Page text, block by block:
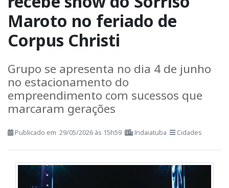
Polo Shopping Indaiatuba
recebe show do Sorriso
Maroto no feriado de
Corpus Christi
Grupo se apresenta no dia 4 de junho
empreendimento com sucessos que
marcaram gerações
Publicado em 29/05/2026 às 15h59 Indaiatuba Cidades